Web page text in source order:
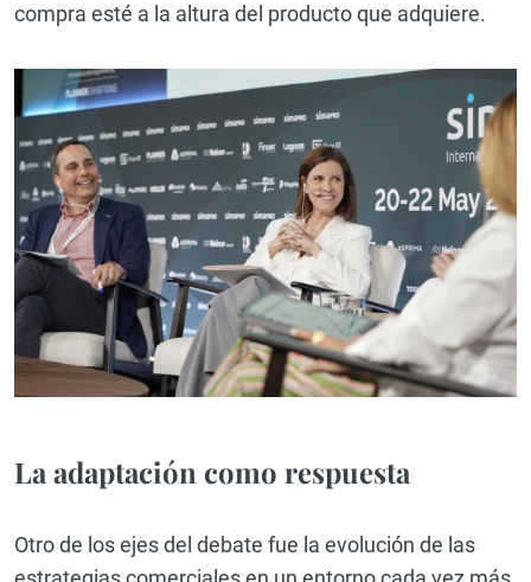
compra esté a la altura del producto que adquiere.
La adaptación como respuesta
Otro de los ejes del debate fue la evolución de las